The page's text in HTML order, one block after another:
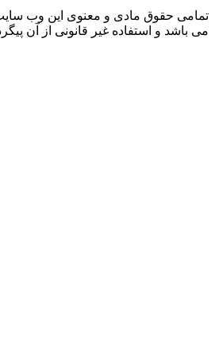
و استفاده غیر قانونی از آن پیگرد